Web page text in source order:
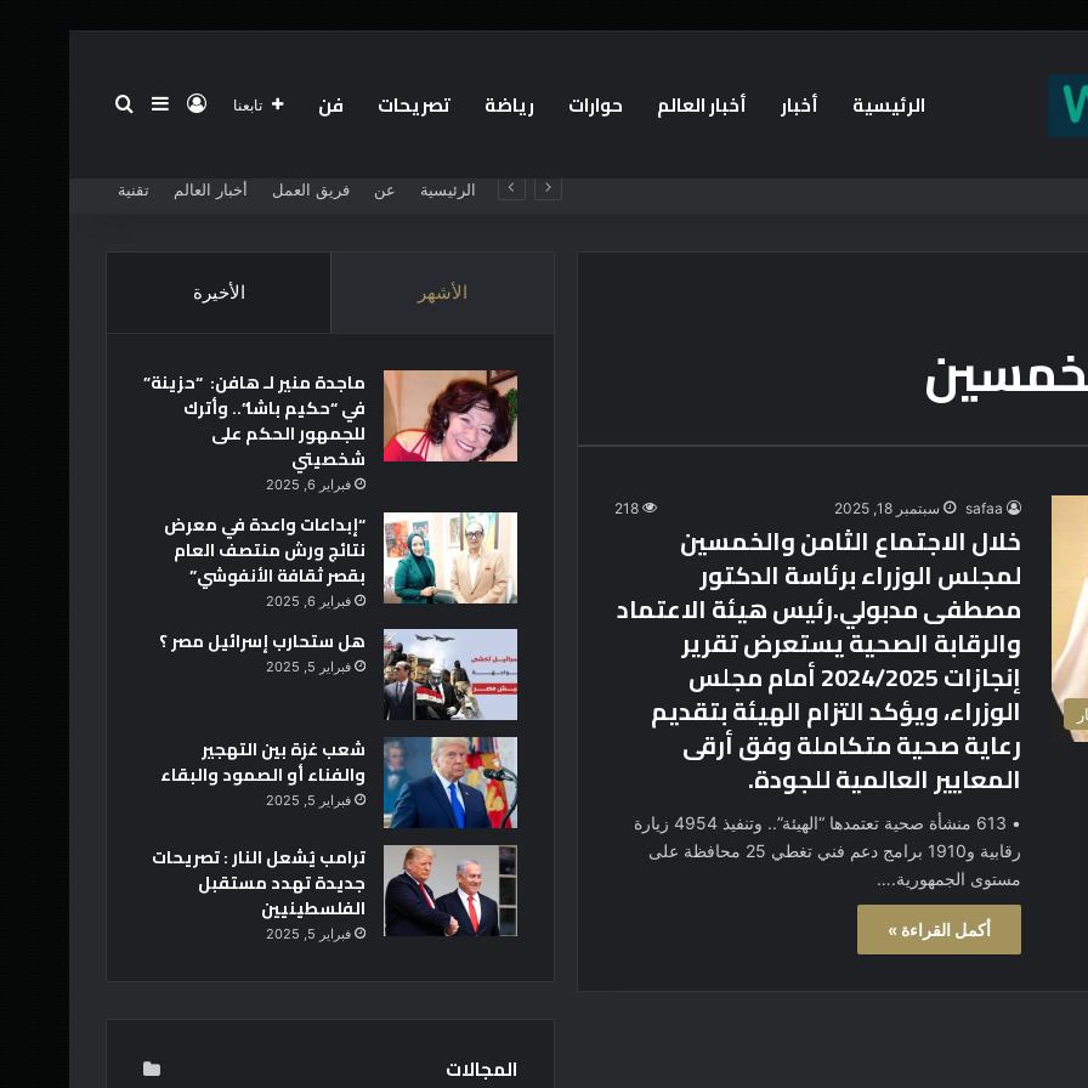
الرئيسية أخبار أخبار العالم حوارات رياضة تصريحات فن تابعنا تسجيل الدخول
إضافة عمود جانبي
الرئيسية عن فريق العمل أخبار العالم تقنية
safaa سبتمبر 18, 2025 218
خلال الاجتماع الثامن والخمسين
لمجلس الوزراء برئاسة الدكتور
مصطفى مدبولي.رئيس هيئة الاعتماد
والرقابة الصحية يستعرض تقرير
إنجازات 2024/2025 أمام مجلس
الوزراء، ويؤكد التزام الهيئة بتقديم
رعاية صحية متكاملة وفق أرقى
المعايير العالمية للجودة.
• 613 منشأة صحية تعتمدها “الهيئة”.. وتنفيذ 4954 زيارة
رقابية و1910 برامج دعم فني تغطي 25 محافظة على
مستوى الجمهورية.…
أكمل القراءة »
الأشهر الأخيرة
ماجدة منير لـ هافن: “حزينة”
في “حكيم باشا”.. وأترك
للجمهور الحكم على
شخصيتي
فبراير 6, 2025
“إبداعات واعدة في معرض
نتائج ورش منتصف العام
بقصر ثقافة الأنفوشي”
فبراير 6, 2025
هل ستحارب إسرائيل مصر ؟
فبراير 5, 2025
شعب غزة بين التهجير
والفناء أو الصمود والبقاء
فبراير 5, 2025
ترامب يُشعل النار : تصريحات
جديدة تهدد مستقبل
الفلسطينيين
فبراير 5, 2025
المجالات